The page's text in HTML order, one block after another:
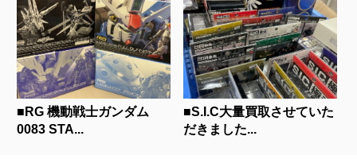
■RG 機動戦士ガンダム
0083 STA...
■S.I.C大量買取させていた
だきました...